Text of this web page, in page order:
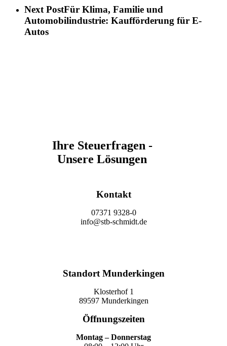
Next PostFür Klima, Familie und
Automobilindustrie: Kaufförderung für E-
Autos
Ihre Steuerfragen -
Unsere Lösungen
Kontakt
07371 9328-0
info@stb-schmidt.de
Standort Munderkingen
Klosterhof 1
89597 Munderkingen
Öffnungszeiten
Montag – Donnerstag